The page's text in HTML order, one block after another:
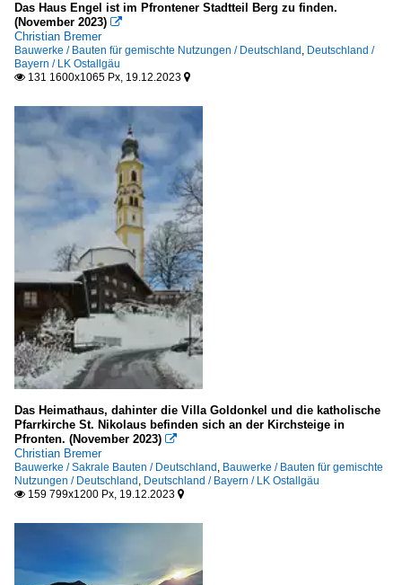
Das Haus Engel ist im Pfrontener Stadtteil Berg zu finden.
(November 2023) 
Christian Bremer
Bauwerke / Bauten für gemischte Nutzungen / Deutschland , Deutschland /
Bayern / LK Ostallgäu
 131 1600x1065 Px, 19.12.2023 
Das Heimathaus, dahinter die Villa Goldonkel und die katholische
Pfarrkirche St. Nikolaus befinden sich an der Kirchsteige in
Pfronten. (November 2023) 
Christian Bremer
Bauwerke / Sakrale Bauten / Deutschland , Bauwerke / Bauten für gemischte
Nutzungen / Deutschland , Deutschland / Bayern / LK Ostallgäu
 159 799x1200 Px, 19.12.2023 